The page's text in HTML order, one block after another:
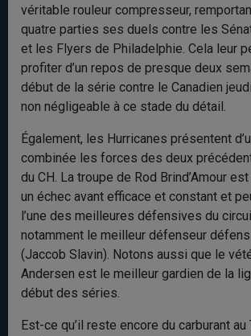
véritable rouleur compresseur,
quatre parties ses duels contre les
et les Flyers de Philadelphie. Cela leur
profiter d’un repos de presque deux
début de la série contre le Canadien
non négligeable à ce stade du détail.
Également, les Hurricanes présentent
combinée les forces des deux
du CH. La troupe de Rod Brind’Amour
un échec avant efficace et constant et
l’une des meilleures défensives du
notamment le meilleur défenseur
(Jaccob Slavin). Notons aussi que le
Andersen est le meilleur gardien de la
début des séries.
Est-ce qu’il reste encore du carburant au